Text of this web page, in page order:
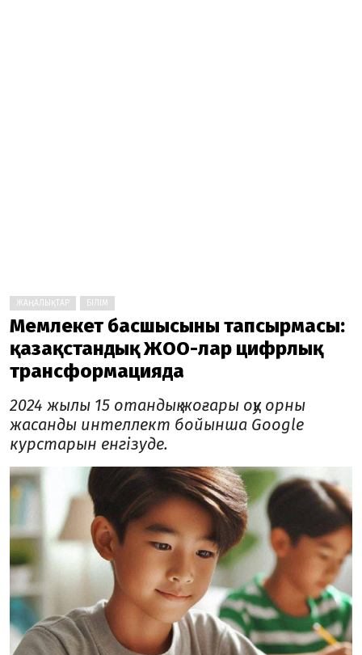
ЖАҢАЛЫҚТАР БІЛІМ
Мемлекет басшысының тапсырмасы:
қазақстандық ЖОО-лар цифрлық
трансформацияда
2024 жылы 15 отандық жоғары оқу орны
жасанды интеллект бойынша Google
курстарын енгізуде.